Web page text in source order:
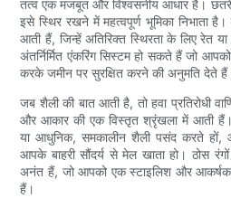
तत्व एक मजबूत और विश्वसनीय आधार है।
इसे स्थिर रखने में महत्वपूर्ण भूमिका निभाता
आती हैं, जिन्हें अतिरिक्त स्थिरता के लिए रेत
अंतर्निर्मित एंकरिंग सिस्टम हो सकते हैं जो
करके जमीन पर सुरक्षित करने की अनुमति देते
जब शैली की बात आती है, तो हवा प्रतिरोधी
और आकार की एक विस्तृत श्रृंखला में आती
या आधुनिक, समकालीन शैली पसंद करते हों,
आपके बाहरी सौंदर्य से मेल खाता हो। ठोस
अनंत हैं, जो आपको एक स्टाइलिश और आकर्षक
हैं।